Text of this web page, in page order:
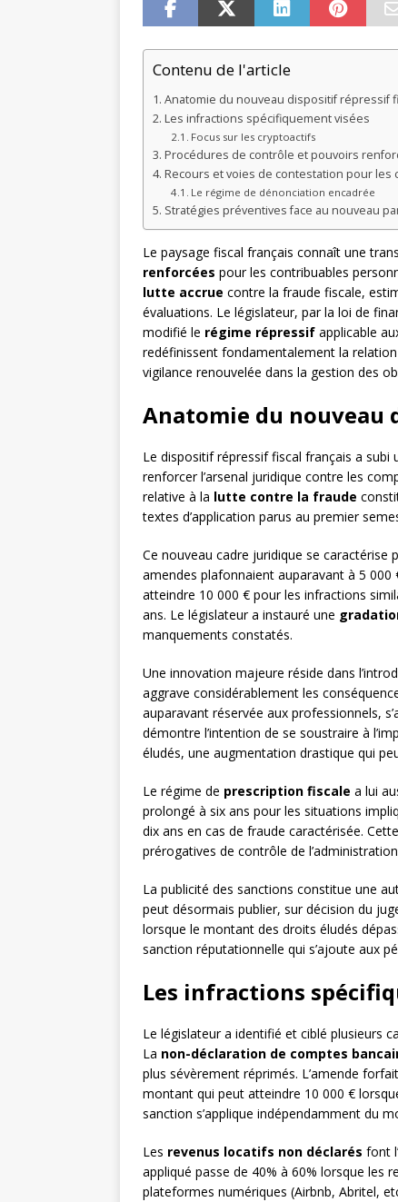
Contenu de l'article
Anatomie du nouveau dispositif répressif
Les infractions spécifiquement visées
Focus sur les cryptoactifs
Procédures de contrôle et pouvoirs
Recours et voies de contestation pour les
Le régime de dénonciation encadrée
Stratégies préventives face au nouveau
Le paysage fiscal français connaît une
renforcées pour les contribuables
lutte accrue contre la fraude fiscale,
évaluations. Le législateur, par la loi de
modifié le régime répressif applicable
redéfinissent fondamentalement la
vigilance renouvelée dans la gestion des
Anatomie du
Le dispositif répressif fiscal français a
renforcer l’arsenal juridique contre les
relative à la lutte contre la fraude
textes d’application parus au premier
Ce nouveau cadre juridique se caractérise
amendes plafonnaient auparavant à 5
atteindre 10 000 € pour les infractions
ans. Le législateur a instauré une
manquements constatés.
Une innovation majeure réside dans
aggrave considérablement les
auparavant réservée aux professionnels,
démontre l’intention de se soustraire à
éludés, une augmentation drastique qui
Le régime de prescription fiscale a lui
prolongé à six ans pour les situations
dix ans en cas de fraude caractérisée.
prérogatives de contrôle de
La publicité des sanctions constitue une
peut désormais publier, sur décision du
lorsque le montant des droits éludés
sanction réputationnelle qui s’ajoute aux
Les infractions
Le législateur a identifié et ciblé plusieurs
La non-déclaration de comptes
plus sévèrement réprimés. L’amende
montant qui peut atteindre 10 000 €
sanction s’applique indépendamment du
Les revenus locatifs non déclarés font
appliqué passe de 40% à 60% lorsque les
plateformes numériques (Airbnb, Abritel,